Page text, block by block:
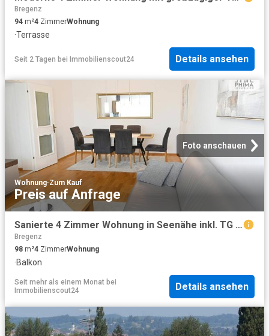
Bregenz
94 m²4 ZimmerWohnung
·Terrasse
Seit 2 Tagen bei Immobilienscout24 Details ansehen
Foto anschauen
Wohnung·Zum Kauf
Preis auf Anfrage
Sanierte 4 Zimmer Wohnung in Seenähe inkl. TG Platz zu verkaufen
Bregenz
98 m²4 ZimmerWohnung
·Balkon
Seit mehr als einem Monat bei
Immobilienscout24
Details ansehen